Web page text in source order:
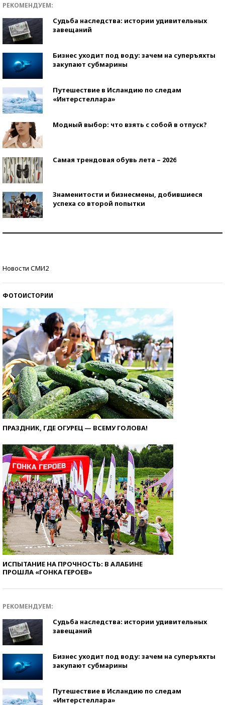
РЕКОМЕНДУЕМ:
Судьба наследства: истории удивительных
завещаний
Бизнес уходит под воду: зачем на суперъяхты
закупают субмарины
Путешествие в Исландию по следам
«Интерстеллара»
Модный выбор: что взять с собой в отпуск?
Самая трендовая обувь лета – 2026
Знаменитости и бизнесмены, добившиеся
успеха со второй попытки
Новости СМИ2
ФОТОИСТОРИИ
ПРАЗДНИК, ГДЕ ОГУРЕЦ — ВСЕМУ ГОЛОВА!
ИСПЫТАНИЕ НА ПРОЧНОСТЬ: В АЛАБИНЕ
ПРОШЛА «ГОНКА ГЕРОЕВ»
РЕКОМЕНДУЕМ:
Судьба наследства: истории удивительных
завещаний
Бизнес уходит под воду: зачем на суперъяхты
закупают субмарины
Путешествие в Исландию по следам
«Интерстеллара»